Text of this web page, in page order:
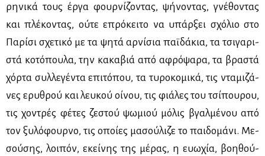
ρη­νι­κά τους έρ­γα φουρ­νί­ζο­ντας, ψή­νο­ντας, γνέ­θο­ντας
και πλέ­κο­ντας, ού­τε επρό­κει­το να υπάρ­ξει σχό­λιο στο
Πα­ρί­σι σχε­τι­κό με τα ψη­τά αρ­νί­σια παϊ­δά­κια, τα τσι­γα­ρι­
στά κο­τό­που­λα, την κα­κα­βιά από αφρό­ψα­ρα, τα βρα­στά
χόρ­τα συλ­λε­γέ­ντα επι­τό­που, τα τυ­ρο­κο­μι­κά, τις ντα­μι­ζά­
νες ερυ­θρού και λευ­κού οί­νου, τις φιά­λες του τσί­που­ρου,
τις χο­ντρές φέ­τες ζε­στού ψω­μιού μό­λις βγαλ­μέ­νου από
τον ξυ­λό­φουρ­νο, τις οποί­ες μα­σού­λι­ζε το παι­δο­μά­νι. Με­
σού­σης, λοι­πόν, εκεί­νης της μέ­ρας, η ευω­χία, βοη­θού­